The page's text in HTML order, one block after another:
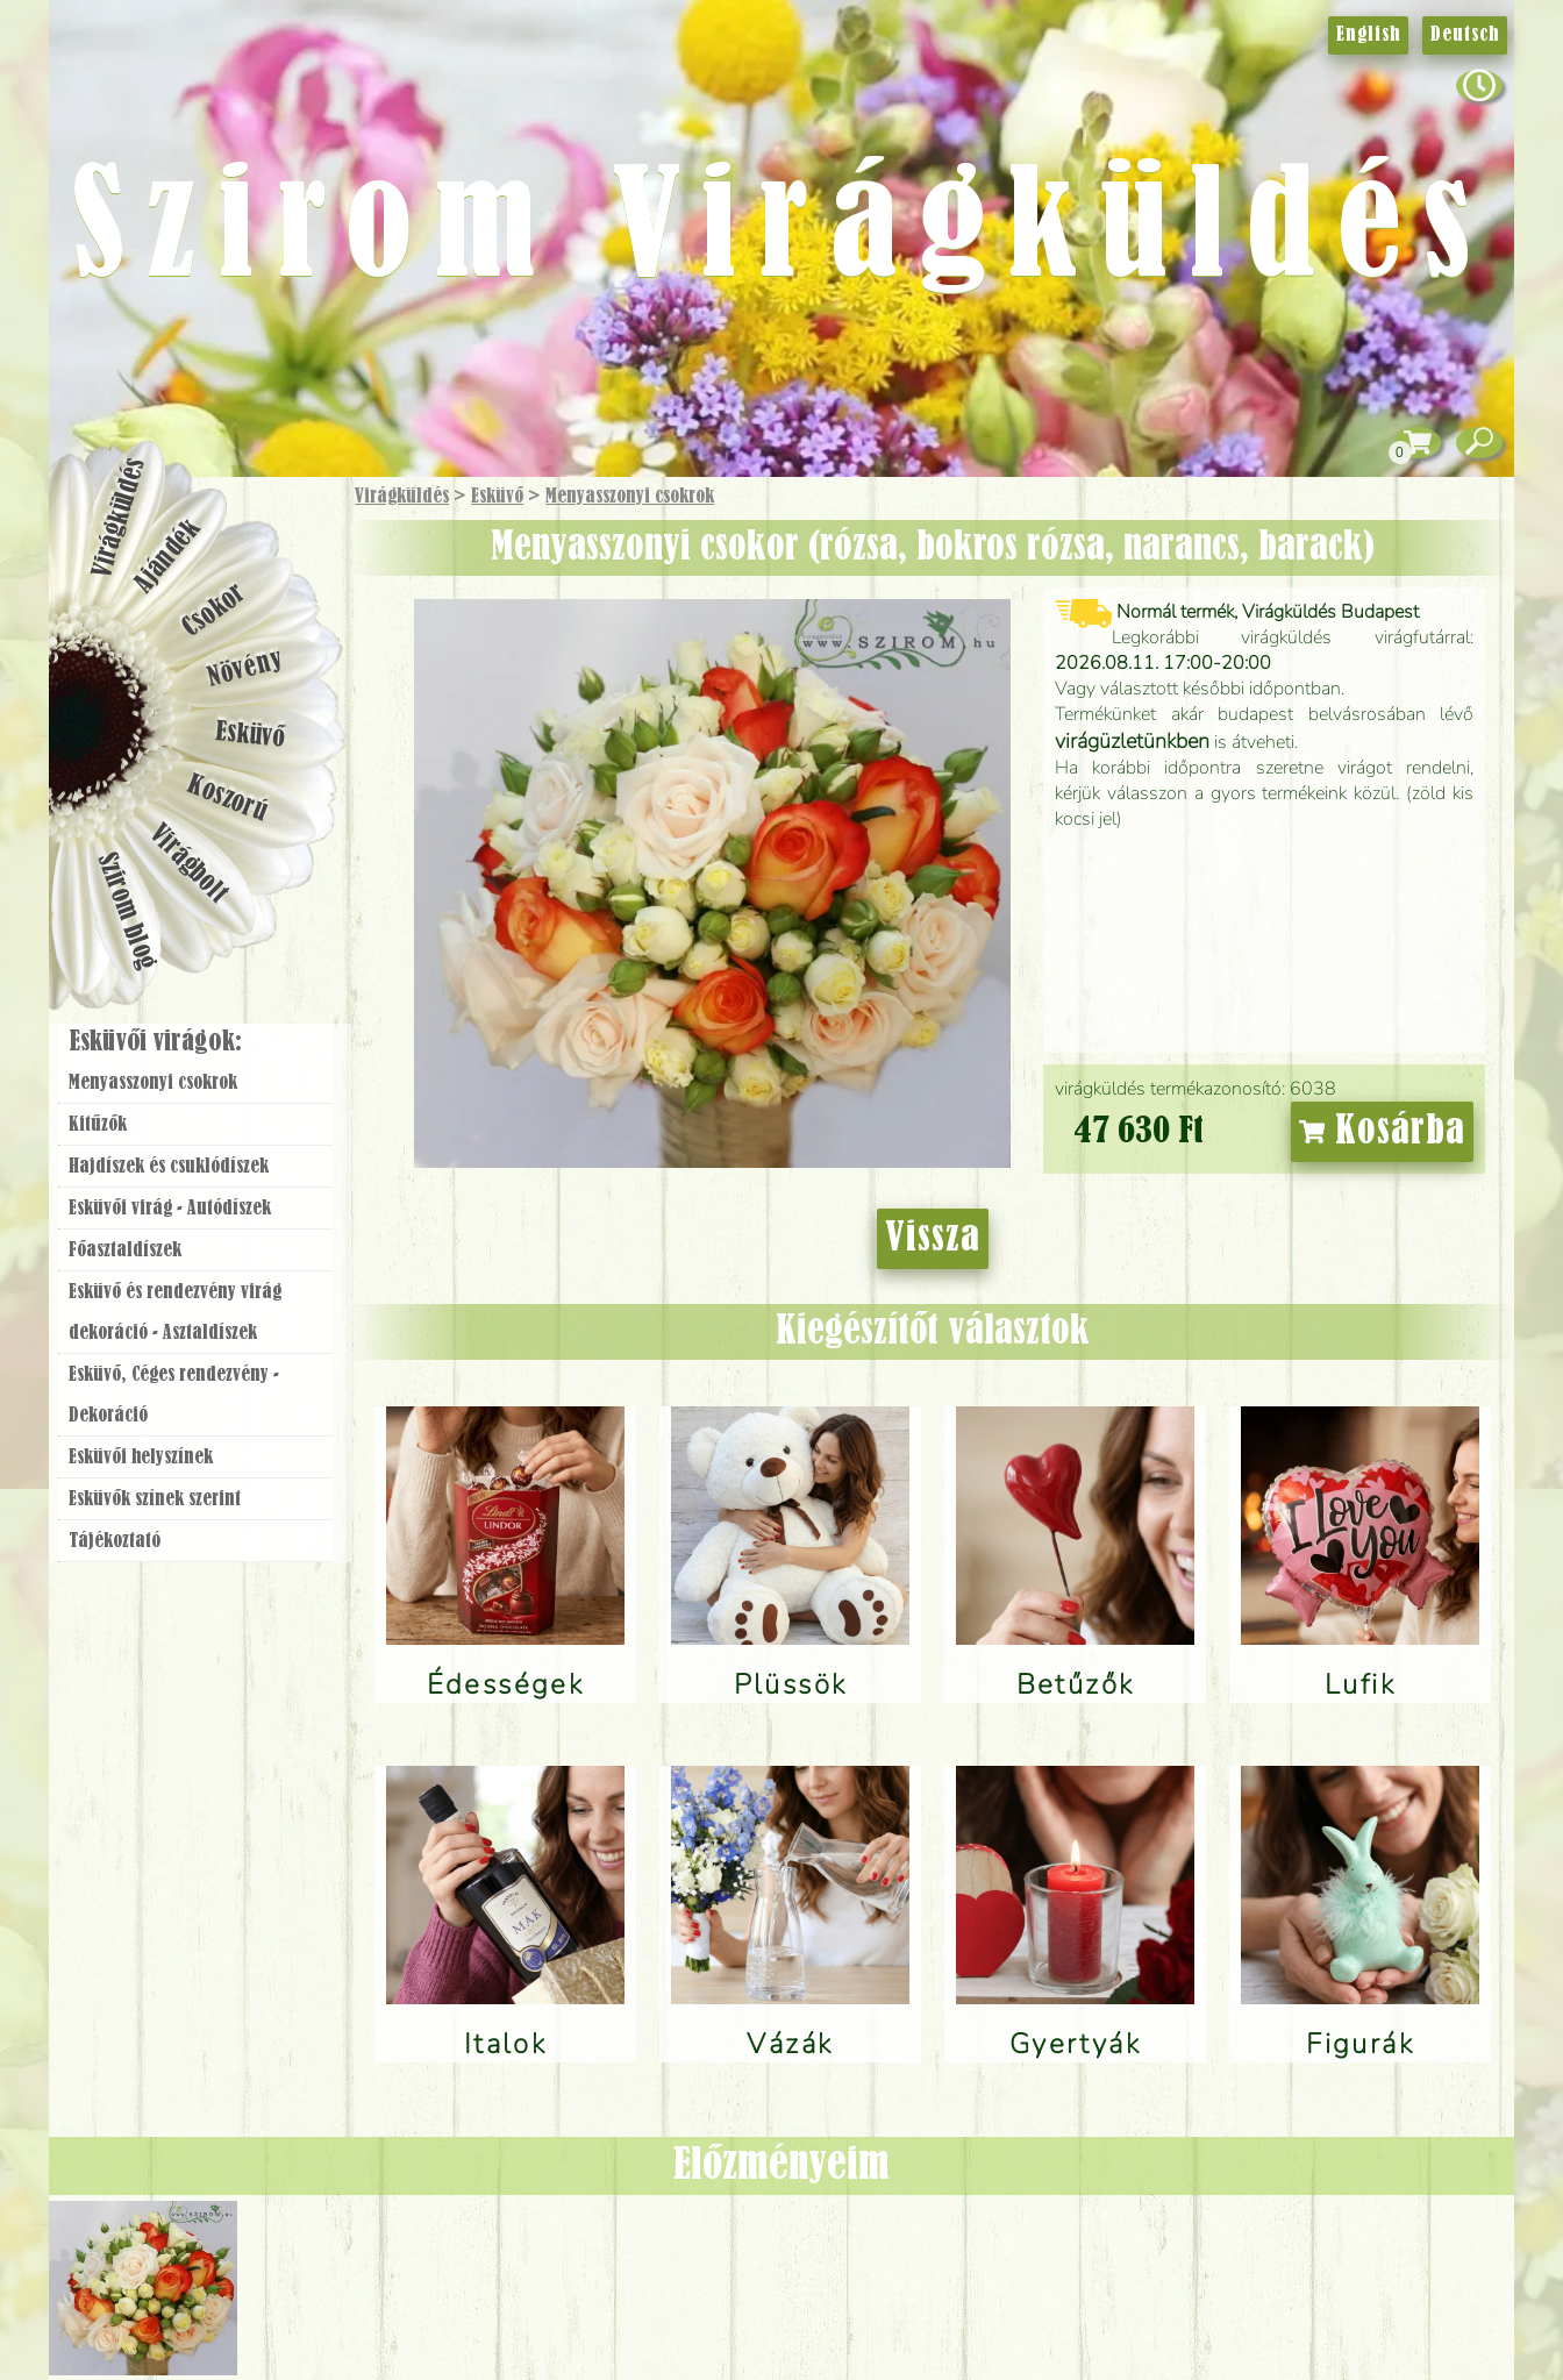
Virágküldés > Esküvő > Menyasszonyi csokrok
menyasszonyi csokor (rózsa, bokros rózsa, narancs, barack)
virágküldés termékazonosító: 6038
47 630 Ft Kosárba
Normál termék, Virágküldés Budapest
Legkorábbi virágküldés virágfutárral:
2026.08.11. 17:00-20:00
Vagy választott későbbi időpontban.
Termékünket akár budapest belvásrosában lévő
virágüzletünkben is átveheti.
Ha korábbi időpontra szeretne virágot rendelni,
kérjük válasszon a gyors termékeink közül. (zöld kis
kocsi jel)
Vissza
Kiegészítőt választok
Édességek Plüssök Betűzők Lufik
Italok Vázák Gyertyák Figurák
English Deutsch
Szirom Virágküldés
0
VirágküldésAjándék
Csokor
Növény
Esküvő
Koszorú
Virágbolt
Szirom blog
Esküvői virágok:
Menyasszonyi csokrok
Kitűzők
Hajdíszek és csuklódíszek
Esküvői virág - Autódíszek
Főasztaldíszek
Esküvő és rendezvény virág
dekoráció - Asztaldíszek
Esküvő, Céges rendezvény -
Dekoráció
Esküvői helyszínek
Esküvők színek szerint
Tájékoztató
Előzményeim